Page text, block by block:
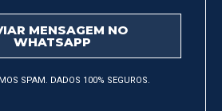
MENSAGEM NO
WHATSAPP
SPAM. DADOS 100% SEGUROS.